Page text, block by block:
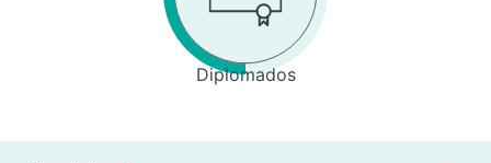
Diplomados